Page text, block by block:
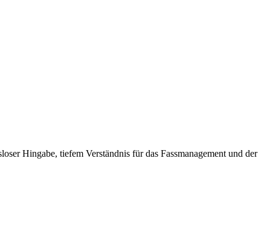
Hingabe, tiefem Verständnis für das Fassmanagement und der